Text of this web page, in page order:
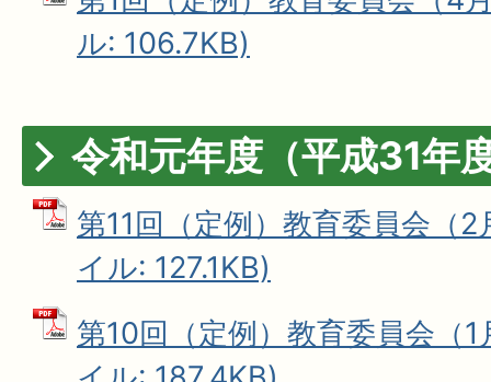
ル: 106.7KB)
令和元年度（平成31年
第11回（定例）教育委員会（
イル: 127.1KB)
第10回（定例）教育委員会（